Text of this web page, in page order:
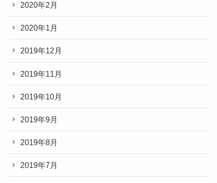
2020年2月
2020年1月
2019年12月
2019年11月
2019年10月
2019年9月
2019年8月
2019年7月